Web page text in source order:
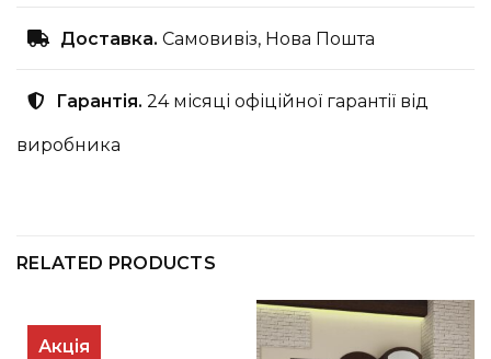
Доставка. Самовивіз, Нова Пошта
Гарантія. 24 місяці офіційної гарантії від
виробника
RELATED PRODUCTS
Акція